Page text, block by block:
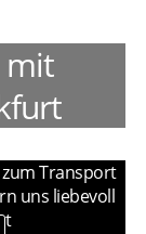
mit
Transport
uns liebevoll